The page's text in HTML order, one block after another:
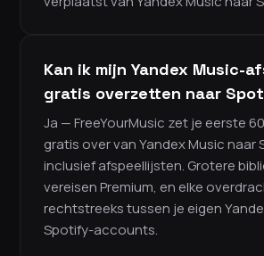
Kan ik mijn Yandex Music-
gratis overzetten naar
Ja — FreeYourMusic zet je eerste
gratis over van Yandex Music naar
inclusief afspeellijsten. Grotere
vereisen Premium, en elke
rechtstreeks tussen je eigen
Spotify-accounts.